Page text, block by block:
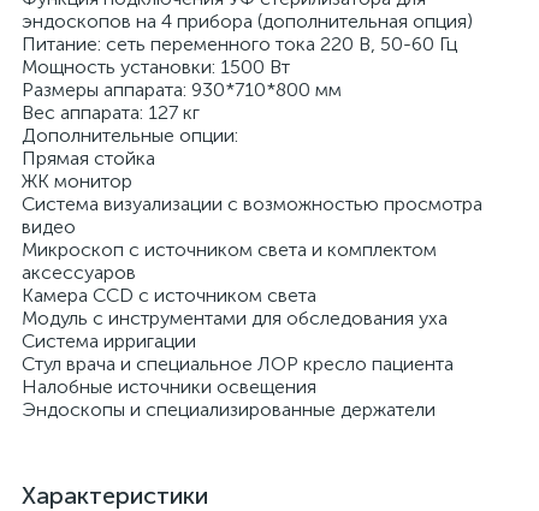
эндоскопов на 4 прибора (дополнительная опция)
Питание: сеть переменного тока 220 В, 50-60 Гц
Мощность установки: 1500 Вт
Размеры аппарата: 930*710*800 мм
Вес аппарата: 127 кг
Дополнительные опции:
Прямая стойка
ЖК монитор
Система визуализации с возможностью просмотра
видео
Микроскоп с источником света и комплектом
аксессуаров
Камера CCD с источником света
Модуль с инструментами для обследования уха
Система ирригации
Стул врача и специальное ЛОР кресло пациента
Налобные источники освещения
Эндоскопы и специализированные держатели
Характеристики